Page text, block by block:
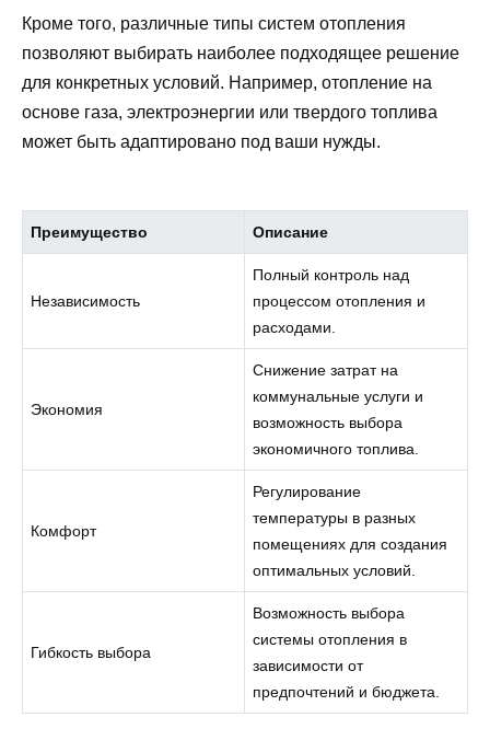
Кроме того, различные типы систем отопления
позволяют выбирать наиболее подходящее решение
для конкретных условий. Например, отопление на
основе газа, электроэнергии или твердого топлива
может быть адаптировано под ваши нужды.
Преимущество Описание
Независимость
Полный контроль над
процессом отопления и
расходами.
Экономия
Снижение затрат на
коммунальные услуги и
возможность выбора
экономичного топлива.
Комфорт
Регулирование
температуры в разных
помещениях для создания
оптимальных условий.
Гибкость выбора
Возможность выбора
системы отопления в
зависимости от
предпочтений и бюджета.